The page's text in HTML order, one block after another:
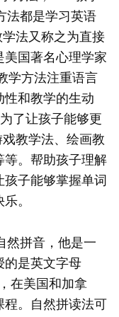
法都是学习英语
法又称之为直接
国著名心理学家
学方法注重语言
和教学的生动
了让孩子能够更
教学法、绘画教
。帮助孩子理解
子能够掌握单词
。
拼音，他是一
的是英文字母
在美国和加拿
。自然拼读法可